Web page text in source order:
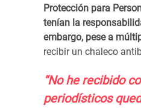
Protección para
tenían la
embargo, pese a
recibir un chaleco
“No he recibido
periodísticos